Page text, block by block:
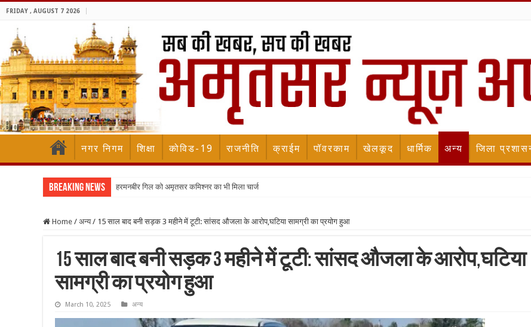
FRIDAY , AUGUST 7 2026
नगर निगम शिक्षा कोविड-19 राजनीति क्राईम पॉवरकाम खेलकूद धार्मिक अन्य जिला
Breaking News हरमनबीर गिल को अमृतसर कमिश्नर का भी मिला चार्ज
Home / अन्य / 15 साल बाद बनी सड़क 3 महीने में टूटी: सांसद औजला के आरोप,घटिया सामग्री का प्रयोग हुआ
15 साल बाद बनी सड़क 3 महीने में टूटी: सांसद औजला के आरोप,घटिया
सामग्री का प्रयोग हुआ
March 10, 2025 अन्य